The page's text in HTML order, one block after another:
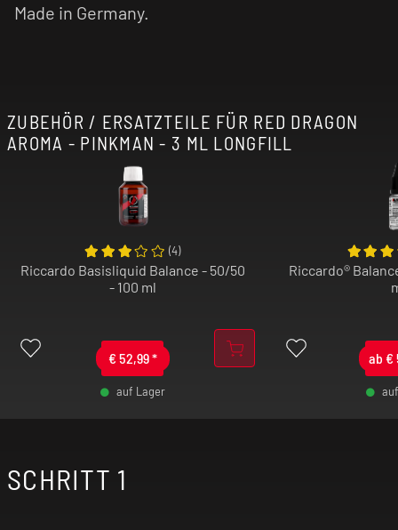
Made in Germany.
ZUBEHÖR / ERSATZTEILE FÜR RED DRAGON
AROMA - PINKMAN - 3 ML LONGFILL
€ 52,99*
auf Lager
(4)
Riccardo Basisliquid Balance - 50/50
- 100 ml
ab €
Riccardo®
SCHRITT 1